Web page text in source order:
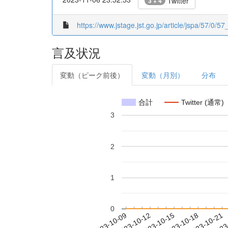
https://www.jstage.jst.go.jp/article/jspa/57/0/
言及状況
変動（ピーク前後） 変動（月別） 分布
合計 Twitter (通常)
0
1
2
3